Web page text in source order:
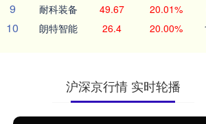
9 耐科装备 49.67 20.01%
10 朗特智能 26.4 20.00%
沪深京行情 实时轮播